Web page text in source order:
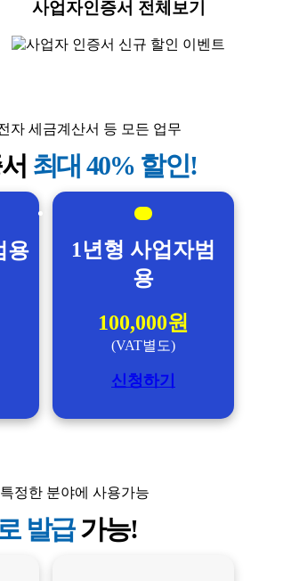
사업자인증서 전체보기
자 세금계산서 등 모든 업무
최대 40% 할인!
용
1년형 사업자범
용
100,000원
(VAT별도)
신청하기
정한 분야에 사용가능
발급가능!